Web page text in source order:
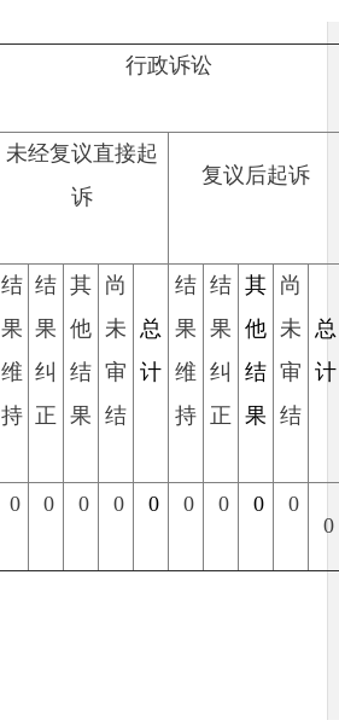
行政诉讼
未经复议直接起
诉
复议后起诉
结
果
维
持
结
果
纠
正
其
他
结
果
尚
未
审
结
总
计
结
果
维
持
结
果
纠
正
其
他
结
果
尚
未
审
结
总
计
0 0 0 0 0 0 0 0
0
0